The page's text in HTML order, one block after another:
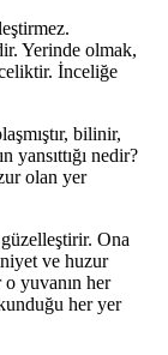
Yerinde olmak,
İnceliğe
bilinir,
yansıttığı nedir?
olan yer
Ona
ve huzur
yuvanın her
her yer